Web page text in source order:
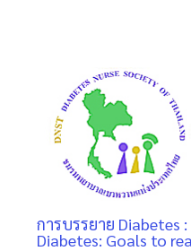
การบรรยาย
Diabetes: Goals to